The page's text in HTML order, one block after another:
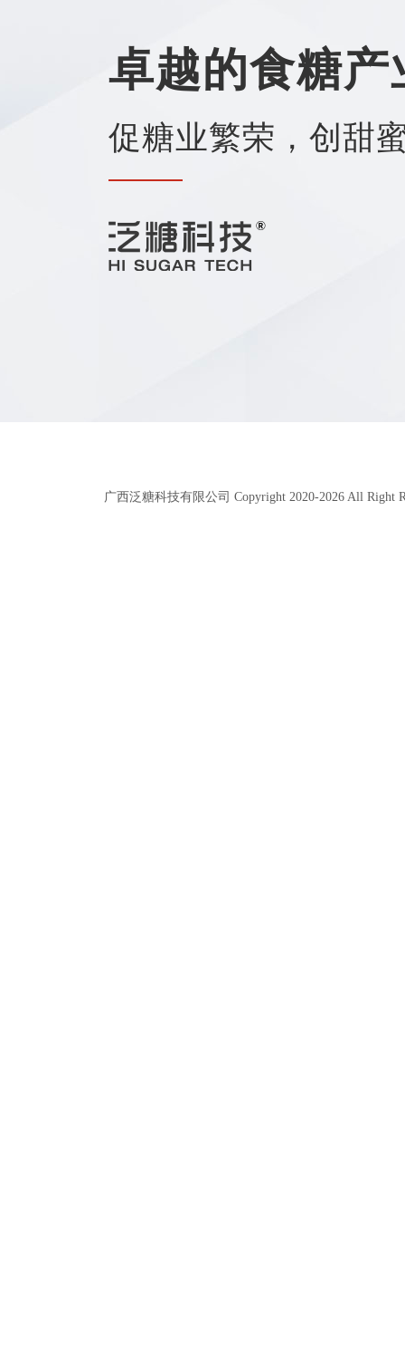
卓越的食糖
促糖业繁荣，创甜
广西泛糖科技有限公司 Copyright 2020-2026 All Right